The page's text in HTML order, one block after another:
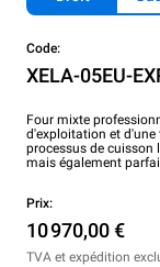
Code:
XELA-05EU-
Four mixte
d'exploitation et d'une
processus de cuisson
mais également
Prix:
10 970,00 €
TVA et expédition